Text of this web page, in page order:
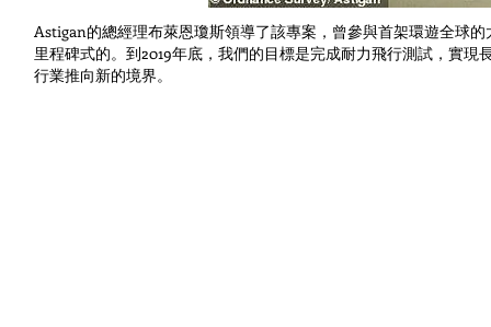
Astigan的總經理布萊恩瓊斯領導了該專案，曾參與首架環遊全球
里程碑式的。到2019年底，我們的目標是完成耐力飛行測試，實
行業推向新的境界。